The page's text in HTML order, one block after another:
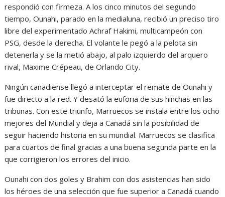
respondió con firmeza. A los cinco minutos del segundo
tiempo, Ounahi, parado en la medialuna, recibió un preciso tiro
libre del experimentado Achraf Hakimi, multicampeón con
PSG, desde la derecha. El volante le pegó a la pelota sin
detenerla y se la metió abajo, al palo izquierdo del arquero
rival, Maxime Crépeau, de Orlando City.
Ningún canadiense llegó a interceptar el remate de Ounahi y
fue directo a la red. Y desató la euforia de sus hinchas en las
tribunas. Con este triunfo, Marruecos se instala entre los ocho
mejores del Mundial y deja a Canadá sin la posibilidad de
seguir haciendo historia en su mundial. Marruecos se clasifica
para cuartos de final gracias a una buena segunda parte en la
que corrigieron los errores del inicio.
Ounahi con dos goles y Brahim con dos asistencias han sido
los héroes de una selección que fue superior a Canadá cuando